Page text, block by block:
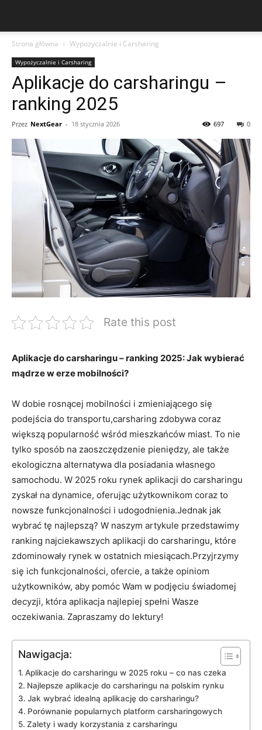
Strona główna Wypożyczalnie i Carsharing
Wypożyczalnie i Carsharing
Aplikacje do carsharingu –
ranking 2025
Przez NextGear - 18 stycznia 2026 0
697
Rate this post
Aplikacje do carsharingu – ranking 2025: Jak wybierać
mądrze w erze mobilności?
W dobie rosnącej mobilności i zmieniającego się
podejścia do transportu,carsharing zdobywa coraz
większą popularność wśród mieszkańców miast. To nie
tylko sposób na zaoszczędzenie pieniędzy, ale także
ekologiczna alternatywa dla posiadania własnego
samochodu. W 2025 roku rynek aplikacji do carsharingu
zyskał na dynamice, oferując użytkownikom coraz to
nowsze funkcjonalności i udogodnienia.Jednak jak
wybrać tę najlepszą? W naszym artykule przedstawimy
ranking najciekawszych aplikacji do carsharingu, które
zdominowały rynek w ostatnich miesiącach.Przyjrzymy
się ich funkcjonalności, ofercie, a także opiniom
użytkowników, aby pomóc Wam w podjęciu świadomej
decyzji, która aplikacja najlepiej spełni Wasze
oczekiwania. Zapraszamy do lektury!
Nawigacja:
Aplikacje do carsharingu w 2025 roku – co nas czeka
Najlepsze aplikacje do carsharingu na polskim rynku
Jak wybrać idealną aplikację do carsharingu?
Porównanie popularnych platform carsharingowych
Zalety i wady korzystania z carsharingu